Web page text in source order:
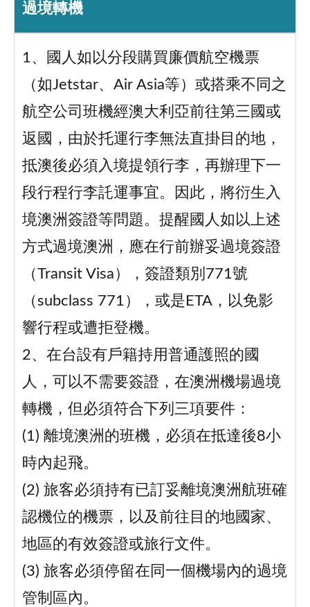
過境轉機
1、國人如以分段購買廉價航空機票
（如Jetstar、Air Asia等）或搭乘不同之
航空公司班機經澳大利亞前往第三國或
返國，由於托運行李無法直掛目的地，
抵澳後必須入境提領行李，再辦理下一
段行程行李託運事宜。因此，將衍生入
境澳洲簽證等問題。提醒國人如以上述
方式過境澳洲，應在行前辦妥過境簽證
（Transit Visa），簽證類別771號
（subclass 771），或是ETA，以免影
響行程或遭拒登機。
2、在台設有戶籍持用普通護照的國
人，可以不需要簽證，在澳洲機場過境
轉機，但必須符合下列三項要件：
(1) 離境澳洲的班機，必須在抵達後8小
時內起飛。
(2) 旅客必須持有已訂妥離境澳洲航班確
認機位的機票，以及前往目的地國家、
地區的有效簽證或旅行文件。
(3) 旅客必須停留在同一個機場內的過境
管制區內。